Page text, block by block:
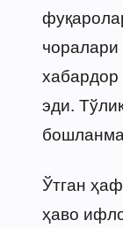
эди.
Ўтган
ҳаво